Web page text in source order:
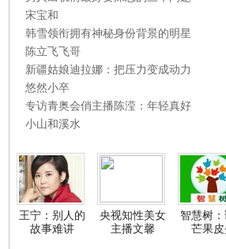
宋宝和
韩雪领衔拥有神秘身份背景的明星
陈立飞飞哥
新疆姑娘迪拉娜：把压力变成动力
悠然小卒
专访青奥会俏主播陈滢：年轻真好
小山和溪水
王宁：别人的
故事难讲
央视知性美女
主播文馨
智慧树
芒果皮